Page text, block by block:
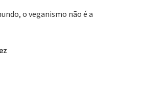
o veganismo não é a